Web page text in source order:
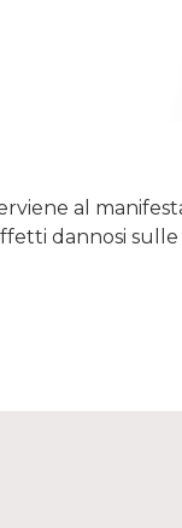
al
dannosi sulle